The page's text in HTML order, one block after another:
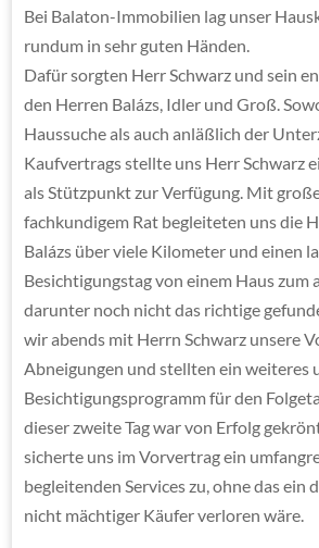
Bei Balaton-Immobilien lag unser
rundum in sehr guten Händen.
Dafür sorgten Herr Schwarz und sein
den Herren Balázs, Idler und Groß.
Haussuche als auch anläßlich der
Kaufvertrags stellte uns Herr Schwarz
als Stützpunkt zur Verfügung. Mit
fachkundigem Rat begleiteten uns die
Balázs über viele Kilometer und einen
Besichtigungstag von einem Haus zum
darunter noch nicht das richtige
wir abends mit Herrn Schwarz unsere
Abneigungen und stellten ein weiteres
Besichtigungsprogramm für den
dieser zweite Tag war von Erfolg
sicherte uns im Vorvertrag ein
begleitenden Services zu, ohne das ein
nicht mächtiger Käufer verloren wäre.